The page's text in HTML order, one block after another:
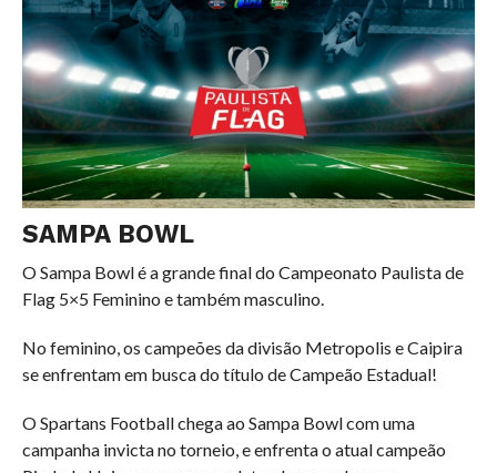
SAMPA BOWL
O Sampa Bowl é a grande final do Campeonato Paulista de
Flag 5×5 Feminino e também masculino.
No feminino, os campeões da divisão Metropolis e Caipira
se enfrentam em busca do título de Campeão Estadual!
O Spartans Football chega ao Sampa Bowl com uma
campanha invicta no torneio, e enfrenta o atual campeão